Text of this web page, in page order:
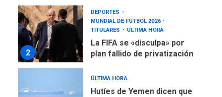
2
DEPORTES
MUNDIAL DE FÚTBOL 2026
TITULARES
ÚLTIMA HORA
La FIFA se «disculpa» por
plan fallido de privatización
ÚLTIMA HORA
Hutíes de Yemen dicen que